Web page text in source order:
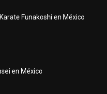
Funakoshi en México
en México